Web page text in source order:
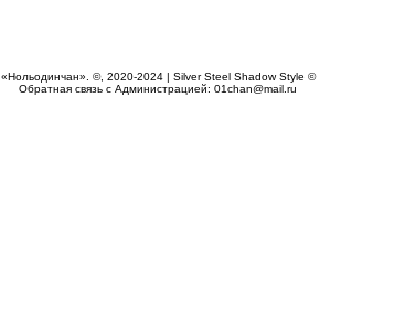
«Нольодинчан». ©, 2020-2024 | Silver Steel Shadow Style ©
Обратная связь с Администрацией: 01chan@mail.ru